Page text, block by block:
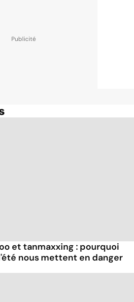
et tanmaxxing : pourquoi
nous mettent en danger